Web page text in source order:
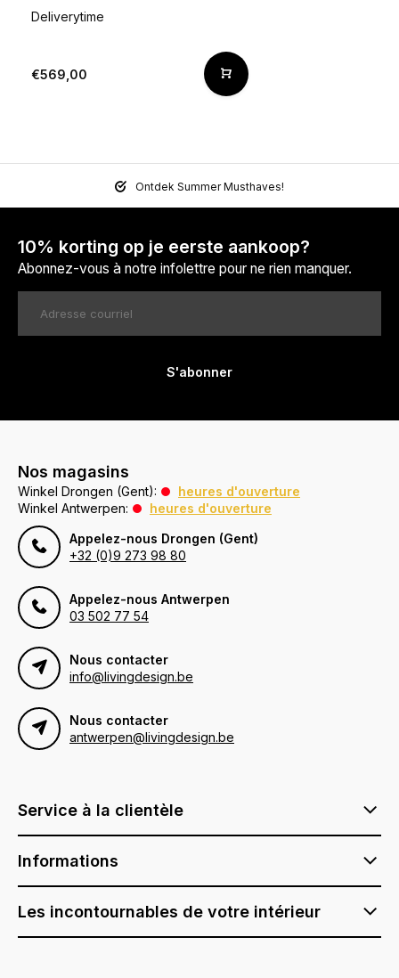
Deliverytime
€569,00
Ontdek Summer Musthaves!
10% korting op je eerste aankoop?
Abonnez-vous à notre infolettre pour ne rien manquer.
S'abonner
Nos magasins
Winkel Drongen (Gent):
heures d'ouverture
Winkel Antwerpen:
heures d'ouverture
Appelez-nous Drongen (Gent)
+32 (0)9 273 98 80
Appelez-nous Antwerpen
03 502 77 54
Nous contacter
info@livingdesign.be
Nous contacter
antwerpen@livingdesign.be
Service à la clientèle
Informations
Les incontournables de votre intérieur